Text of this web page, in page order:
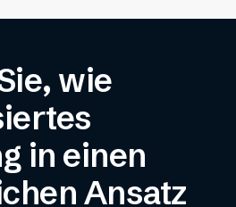
wie
in einen
Ansatz